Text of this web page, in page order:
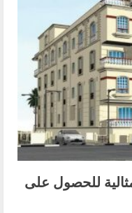
للحصول على